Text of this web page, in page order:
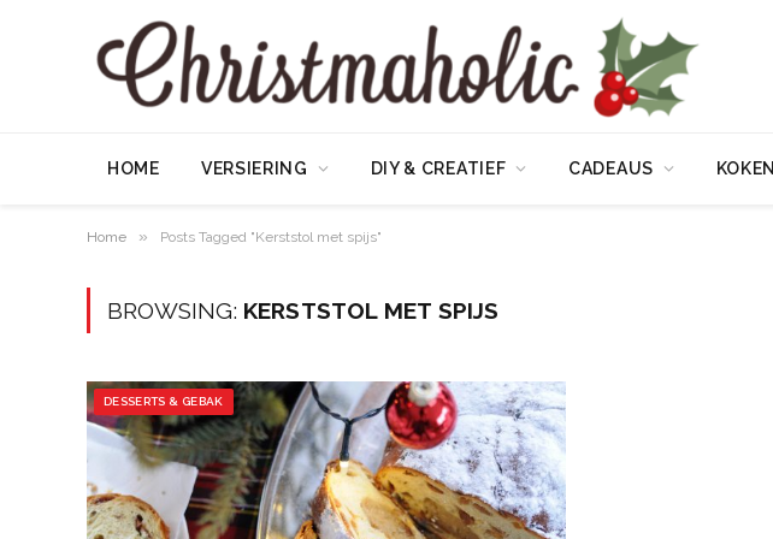
HOME VERSIERING DIY & CREATIEF CADEAUS KOKEN
Home » Posts Tagged "Kerststol met spijs"
BROWSING: KERSTSTOL MET SPIJS
DESSERTS & GEBAK